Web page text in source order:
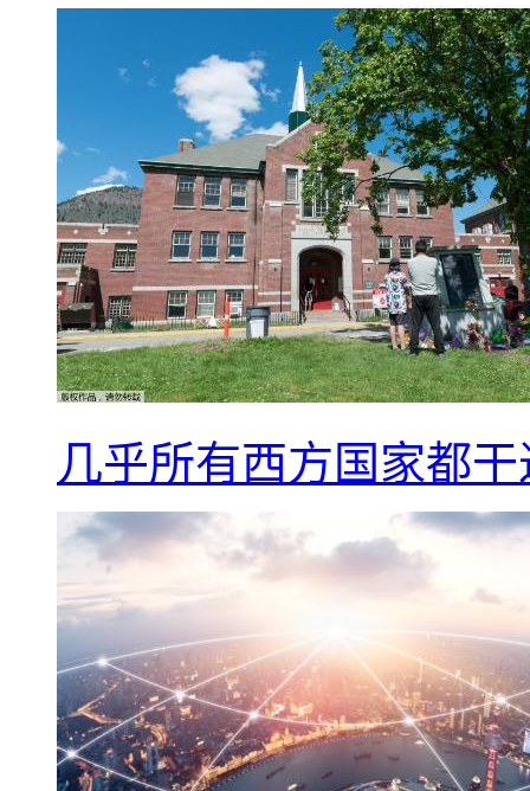
几乎所有西方国家都